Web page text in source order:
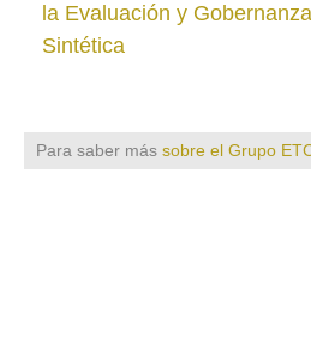
la Evaluación y
Sintética
Para saber más sobre el Grupo